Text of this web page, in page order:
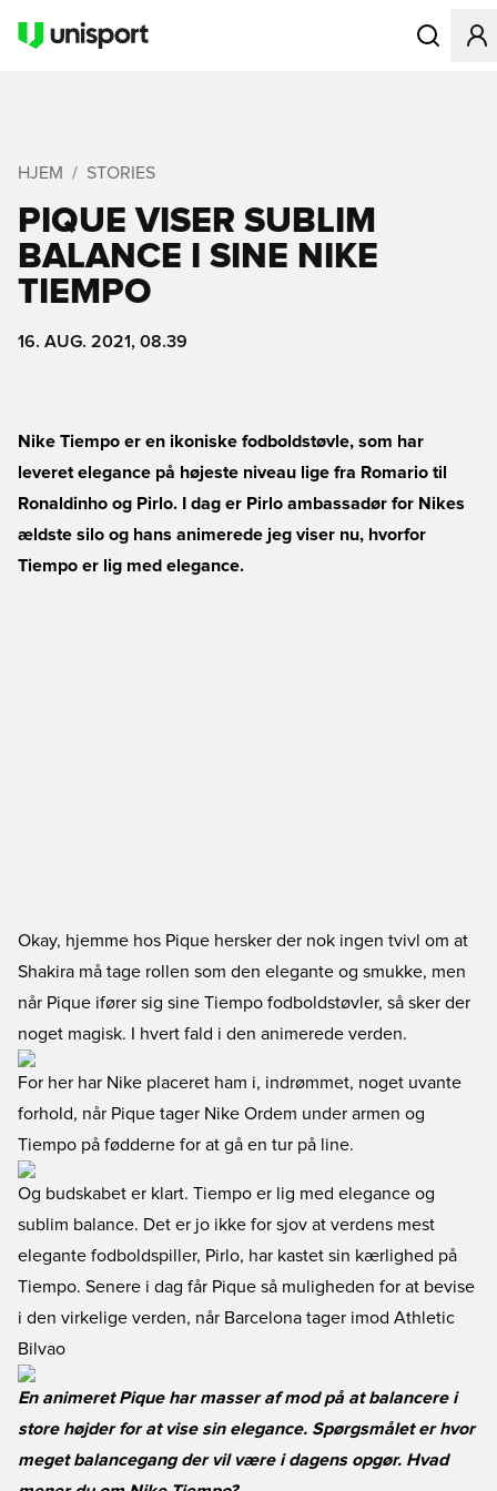
Åbner en
HJEM STORIES
PIQUE VISER SUBLIM
BALANCE I SINE NIKE
TIEMPO
16. AUG. 2021, 08.39
Nike Tiempo er en ikoniske fodboldstøvle, som har
leveret elegance på højeste niveau lige fra Romario til
Ronaldinho og Pirlo. I dag er Pirlo ambassadør for Nikes
ældste silo og hans animerede jeg viser nu, hvorfor
Tiempo er lig med elegance.
Okay, hjemme hos Pique hersker der nok ingen tvivl om at
Shakira må tage rollen som den elegante og smukke, men
når Pique ifører sig sine Tiempo fodboldstøvler, så sker der
noget magisk. I hvert fald i den animerede verden.
For her har Nike placeret ham i, indrømmet, noget uvante
forhold, når Pique tager Nike Ordem under armen og
Tiempo på fødderne for at gå en tur på line.
Og budskabet er klart. Tiempo er lig med elegance og
sublim balance. Det er jo ikke for sjov at verdens mest
elegante fodboldspiller, Pirlo, har kastet sin kærlighed på
Tiempo. Senere i dag får Pique så muligheden for at bevise
i den virkelige verden, når Barcelona tager imod Athletic
Bilvao
En animeret Pique har masser af mod på at balancere i
store højder for at vise sin elegance. Spørgsmålet er hvor
meget balancegang der vil være i dagens opgør. Hvad